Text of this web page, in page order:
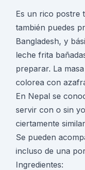
Es un rico postre
también puedes
Bangladesh, y
leche frita
preparar. La
colorea con
En Nepal se
servir con o sin
ciertamente
Se pueden
incluso de una
Ingredientes: